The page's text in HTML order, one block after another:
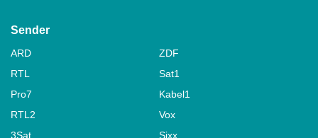
Sender
ARD
ZDF
RTL
Sat1
Pro7
Kabel1
RTL2
Vox
3Sat
Sixx